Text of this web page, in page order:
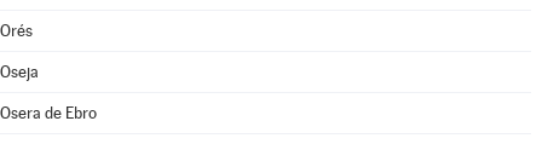
Orés
Oseja
Osera de Ebro